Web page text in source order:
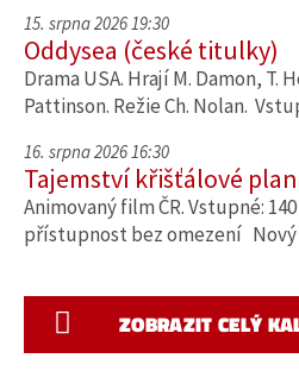
15. srpna 2026 19:30
Oddysea (české titulky)
Drama USA. Hrají M. Damon, T.
Pattinson. Režie Ch. Nolan.
16. srpna 2026 16:30
Tajemství křišťálové
Animovaný film ČR. Vstupné: 140
přístupnost bez omezení
ZOBRAZIT CELÝ